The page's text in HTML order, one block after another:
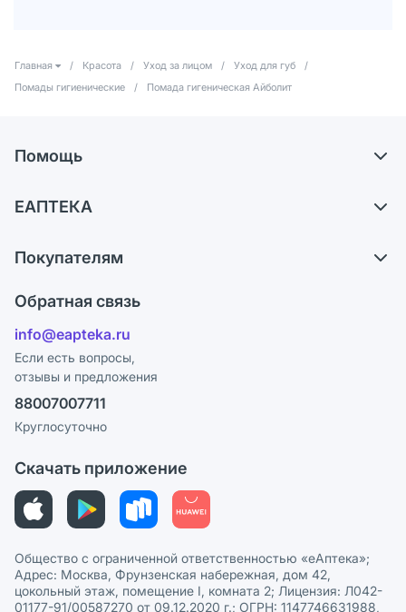
Главная / Красота / Уход за лицом / Уход для губ
/
Помады гигиенические
/ Помада гигеническая Айболит
Помощь
Самовывоз из аптек
Ответы на вопросы
Блог
ЕАПТЕКА
Карьера
Поставщики
Лицензия
Реклама на сайте
Ваши товары на ЕАПТЕКЕ
Покупателям
Программа СберСпасибо
Политика конфиденциальности
Пользовательское соглашение
Политика рекомендаций
Этика и соответствие
Политика в отношении обработки персональных данных
Обратная связь
info@eapteka.ru
Если есть вопросы,
отзывы и предложения
88007007711
Круглосуточно
Скачать приложение
Общество с ограниченной ответственностью «еАптека»;
Адрес: Москва, Фрунзенская набережная, дом 42,
цокольный этаж, помещение I, комната 2; Лицензия: Л042-
01177-91/00587270 от 09.12.2020 г.; ОГРН: 1147746631988,